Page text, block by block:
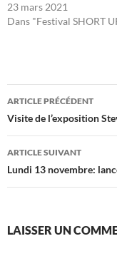
23 mars 2021
Dans "Festival SHORT
Navigation
des
articles
ARTICLE PRÉCÉDENT
Visite de l’exposition
ARTICLE SUIVANT
Lundi 13 novembre:
LAISSER UN